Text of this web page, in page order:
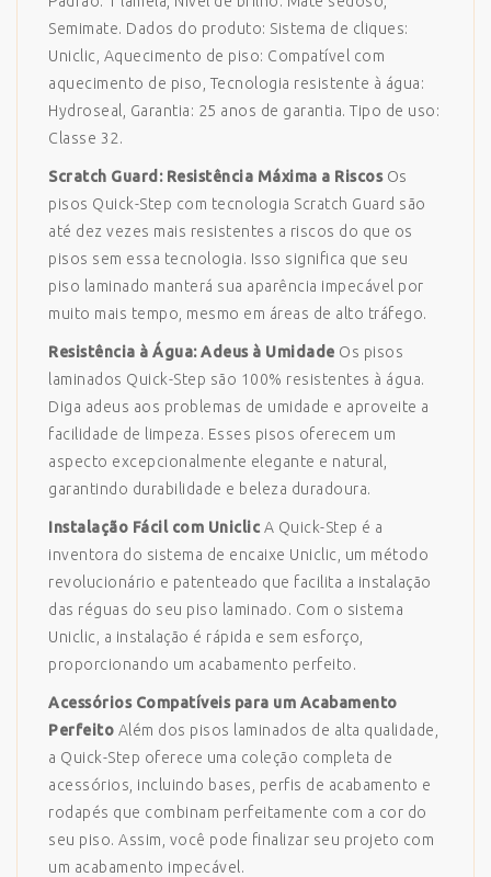
Semimate. Dados do produto: Sistema de cliques:
Uniclic, Aquecimento de piso: Compatível com
aquecimento de piso, Tecnologia resistente à água:
Hydroseal, Garantia: 25 anos de garantia. Tipo de uso:
Classe 32.
Scratch Guard: Resistência Máxima a RiscosOs
pisos Quick-Step com tecnologia Scratch Guard são
até dez vezes mais resistentes a riscos do que os
pisos sem essa tecnologia. Isso significa que seu
piso laminado manterá sua aparência impecável por
muito mais tempo, mesmo em áreas de alto tráfego.
Resistência à Água: Adeus à Umidade Os pisos
laminados Quick-Step são 100% resistentes à água.
Diga adeus aos problemas de umidade e aproveite a
facilidade de limpeza. Esses pisos oferecem um
aspecto excepcionalmente elegante e natural,
garantindo durabilidade e beleza duradoura.
Instalação Fácil com Uniclic A Quick-Step é a
inventora do sistema de encaixe Uniclic, um método
revolucionário e patenteado que facilita a instalação
das réguas do seu piso laminado. Com o sistema
Uniclic, a instalação é rápida e sem esforço,
proporcionando um acabamento perfeito.
Acessórios Compatíveis para um Acabamento
Perfeito Além dos pisos laminados de alta qualidade,
a Quick-Step oferece uma coleção completa de
acessórios, incluindo bases, perfis de acabamento e
rodapés que combinam perfeitamente com a cor do
seu piso. Assim, você pode finalizar seu projeto com
um acabamento impecável.